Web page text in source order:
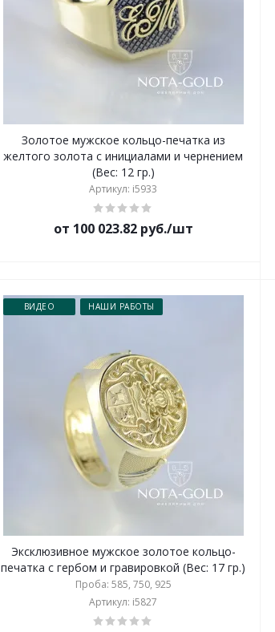
Золотое мужское кольцо-печатка из
желтого золота с инициалами и чернением
(Вес: 12 гр.)
Артикул: i5933
от 100 023.82 руб./шт
ВИДЕО НАШИ РАБОТЫ
Эксклюзивное мужское золотое кольцо-
печатка с гербом и гравировкой (Вес: 17 гр.)
Проба: 585, 750, 925
Артикул: i5827